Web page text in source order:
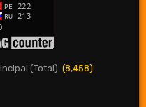
(Total) (8,458)